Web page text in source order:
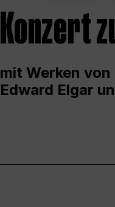
Konzert
mit Werken
Edward Elgar